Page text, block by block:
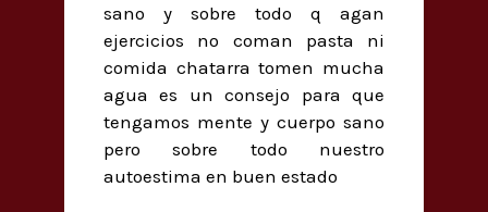
sano y sobre todo q agan
ejercicios no coman pasta ni
comida chatarra tomen mucha
agua es un consejo para que
tengamos mente y cuerpo sano
pero sobre todo nuestro
autoestima en buen estado